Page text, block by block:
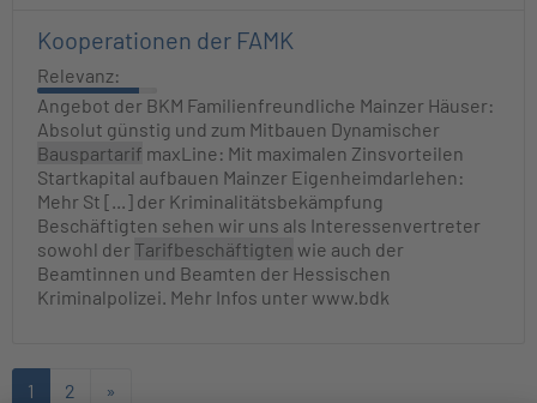
Kooperationen der FAMK
Relevanz:
Angebot der BKM Familienfreundliche Mainzer Häuser:
Absolut günstig und zum Mitbauen Dynamischer
Bauspartarif maxLine: Mit maximalen Zinsvorteilen
Startkapital aufbauen Mainzer Eigenheimdarlehen:
Mehr St [...] der Kriminalitätsbekämpfung
Beschäftigten sehen wir uns als Interessenvertreter
sowohl der Tarifbeschäftigten wie auch der
Beamtinnen und Beamten der Hessischen
Kriminalpolizei. Mehr Infos unter www.bdk
1 2 »